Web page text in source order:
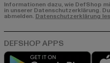
Informationen dazu, wie DefShop
in unserer Datenschutzerklärung.
abmelden. Datenschutzerklärung
Play